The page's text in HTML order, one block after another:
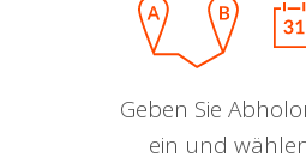
Geben Sie
ein und